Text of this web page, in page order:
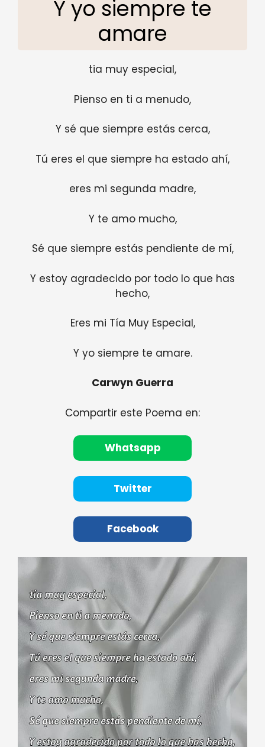
Y yo siempre te
amare
tia muy especial,
Pienso en ti a menudo,
Y sé que siempre estás cerca,
Tú eres el que siempre ha estado ahí,
eres mi segunda madre,
Y te amo mucho,
Sé que siempre estás pendiente de mí,
Y estoy agradecido por todo lo que has
hecho,
Eres mi Tía Muy Especial,
Y yo siempre te amare.
Carwyn Guerra
Compartir este Poema en:
Whatsapp
Twitter
Facebook